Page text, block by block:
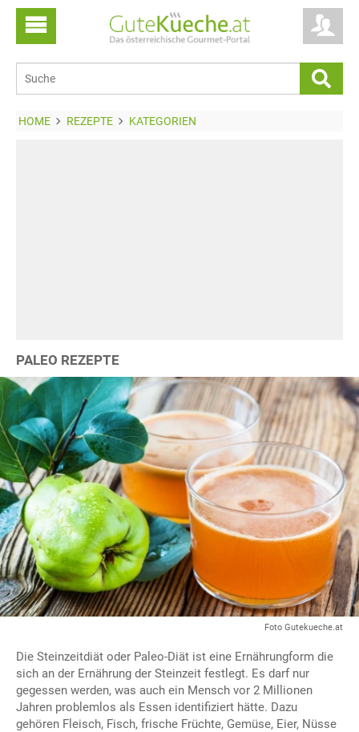
HOME REZEPTE KATEGORIEN
PALEO REZEPTE
Foto Gutekueche.at
Die Steinzeitdiät oder Paleo-Diät ist eine Ernährungform die
sich an der Ernährung der Steinzeit festlegt. Es darf nur
gegessen werden, was auch ein Mensch vor 2 Millionen
Jahren problemlos als Essen identifiziert hätte. Dazu
gehören Fleisch, Fisch, frische Früchte, Gemüse, Eier, Nüsse